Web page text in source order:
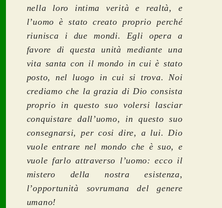
nella loro intima verità e realtà, e
l’uomo è stato creato proprio perché
riunisca i due mondi. Egli opera a
favore di questa unità mediante una
vita santa con il mondo in cui è stato
posto, nel luogo in cui si trova. Noi
crediamo che la grazia di Dio consista
proprio in questo suo volersi lasciar
conquistare dall’uomo, in questo suo
consegnarsi, per cosi dire, a lui. Dio
vuole entrare nel mondo che è suo, e
vuole farlo attraverso l’uomo: ecco il
mistero della nostra esistenza,
l’opportunità sovrumana del genere
umano!